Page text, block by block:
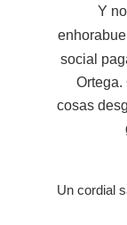
Y
social
Ortega.
cosas
Un cordial